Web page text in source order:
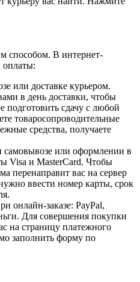
способом. В интернет-
оплаты:
или доставке курьером.
в день доставки, чтобы
подготовить сдачу с любой
товаросопроводительные
средства, получаете
самовывозе или оформлении в
Visa и MasterCard. Чтобы
перенаправит вас на сервер
ввести номер карты, срок
онлайн-заказе: PayPal,
Для совершения покупки
на страницу платежного
заполнить форму по